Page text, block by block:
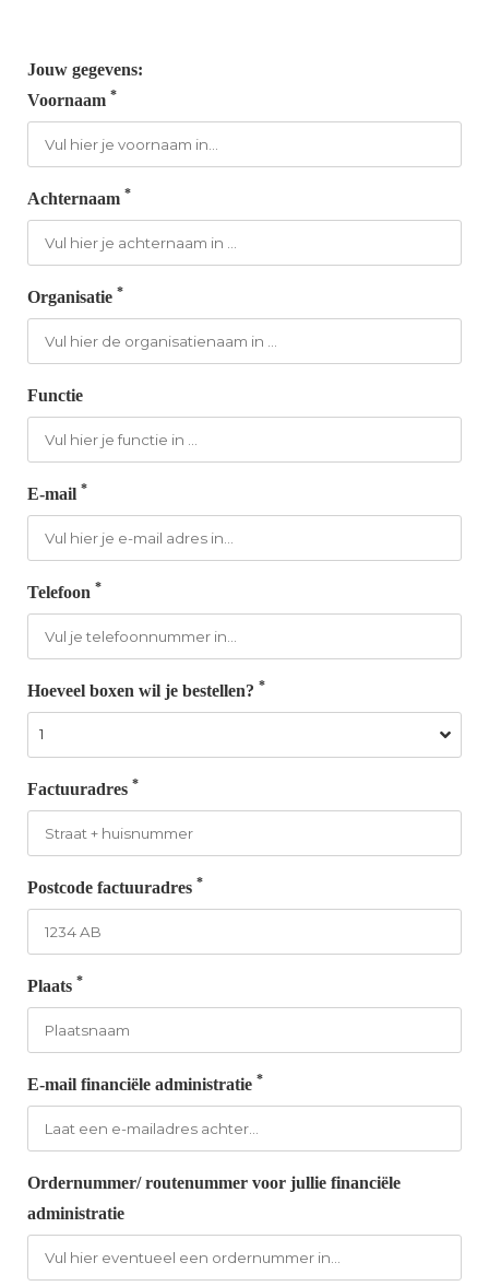
Jouw gegevens:
Voornaam *
Achternaam *
Organisatie *
Functie
E-mail *
Telefoon *
Hoeveel boxen wil je bestellen? *
Factuuradres *
Postcode factuuradres *
Plaats *
E-mail financiële administratie *
Ordernummer/ routenummer voor jullie financiële
administratie